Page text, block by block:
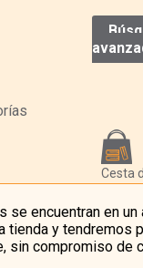
Cesta
encuentran en un
tienda y tendremos
sin compromiso de